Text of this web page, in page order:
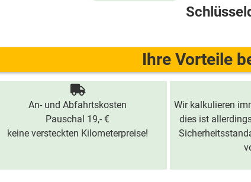
Ihre Vorteile
An- und Abfahrtskosten
Pauschal 19,- €
keine versteckten Kilometerpreise!
Wir kalkulieren
dies ist